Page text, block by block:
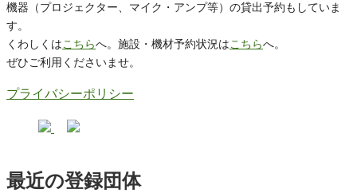
機器（プロジェクター、マイク・アンプ等）の貸出予約もしていま
す。
くわしくはこちらへ。施設・機材予約状況はこちらへ。
ぜひご利用くださいませ。
プライバシーポリシー
最近の登録団体